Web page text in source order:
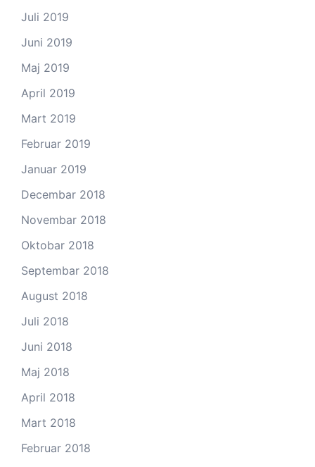
Juli 2019
Juni 2019
Maj 2019
April 2019
Mart 2019
Februar 2019
Januar 2019
Decembar 2018
Novembar 2018
Oktobar 2018
Septembar 2018
August 2018
Juli 2018
Juni 2018
Maj 2018
April 2018
Mart 2018
Februar 2018